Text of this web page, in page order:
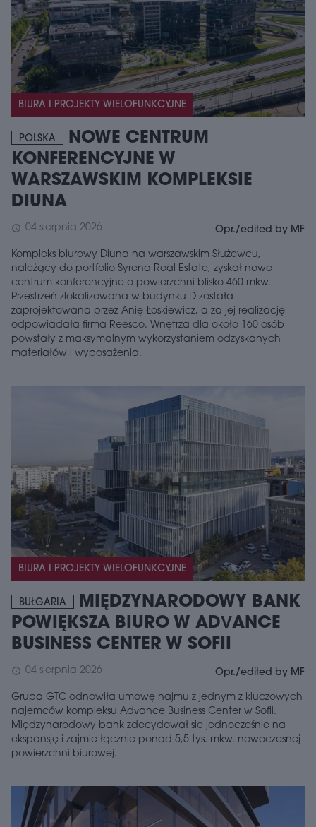
BIURA I PROJEKTY WIELOFUNKCYJNE
POLSKA
NOWE CENTRUM
KONFERENCYJNE W
WARSZAWSKIM KOMPLEKSIE
DIUNA
schedule 04 sierpnia 2026 Opr./edited by MF
Kompleks biurowy Diuna na warszawskim Służewcu,
należący do portfolio Syrena Real Estate, zyskał nowe
centrum konferencyjne o powierzchni blisko 460 mkw.
Przestrzeń zlokalizowana w budynku D została
zaprojektowana przez Anię Łoskiewicz, a za jej realizację
odpowiadała firma Reesco. Wnętrza dla około 160 osób
powstały z maksymalnym wykorzystaniem odzyskanych
materiałów i wyposażenia.
BIURA I PROJEKTY WIELOFUNKCYJNE
BUŁGARIA
MIĘDZYNARODOWY BANK
POWIĘKSZA BIURO W ADVANCE
BUSINESS CENTER W SOFII
schedule 04 sierpnia 2026 Opr./edited by MF
Grupa GTC odnowiła umowę najmu z jednym z kluczowych
najemców kompleksu Advance Business Center w Sofii.
Międzynarodowy bank zdecydował się jednocześnie na
ekspansję i zajmie łącznie ponad 5,5 tys. mkw. nowoczesnej
powierzchni biurowej.